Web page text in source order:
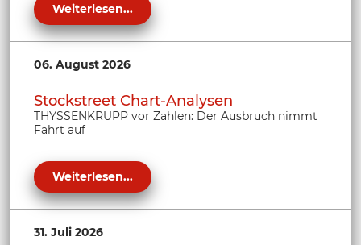
Weiterlesen...
06. August 2026
Stockstreet Chart-Analysen
THYSSENKRUPP vor Zahlen: Der Ausbruch nimmt
Fahrt auf
Weiterlesen...
31. Juli 2026